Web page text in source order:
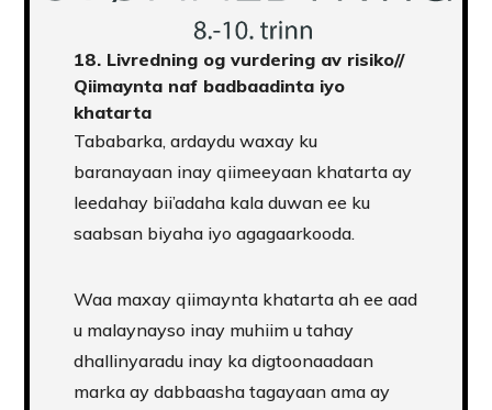
18. Livredning og vurdering av risiko//
Qiimaynta naf badbaadinta iyo
khatarta
Tababarka, ardaydu waxay ku
baranayaan inay qiimeeyaan khatarta ay
leedahay bii’adaha kala duwan ee ku
saabsan biyaha iyo agagaarkooda.
Waa maxay qiimaynta khatarta ah ee aad
u malaynayso inay muhiim u tahay
dhallinyaradu inay ka digtoonaadaan
marka ay dabbaasha tagayaan ama ay